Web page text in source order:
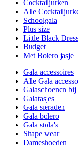
Cocktailjurken
Alle
Schoolgala
Plus size
Little Black Dress
Budget
Met Bolero jasje
Gala accessoires
Alle Gala
Galaschoenen
Galatasjes
Gala sieraden
Gala bolero
Gala stola's
Shape wear
Dameshoeden